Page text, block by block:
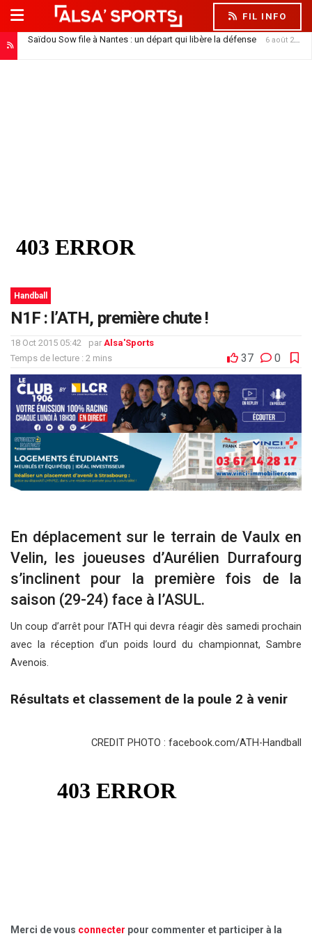
FIL INFO
Saïdou Sow file à Nantes : un départ qui libère la défense 6 août 2026
Handball
N1F : l’ATH, première chute !
18 Oct 2015 05:42 par Alsa'Sports
Temps de lecture : 2 mins
37 0
En déplacement sur le terrain de Vaulx en
Velin, les joueuses d’Aurélien Durrafourg
s’inclinent pour la première fois de la
saison (29-24) face à l’ASUL.
Un coup d’arrêt pour l’ATH qui devra réagir dès samedi prochain
avec la réception d’un poids lourd du championnat, Sambre
Avenois.
Résultats et classement de la poule 2 à venir
CREDIT PHOTO : facebook.com/ATH-Handball
Merci de vous connecter pour commenter et participer à la